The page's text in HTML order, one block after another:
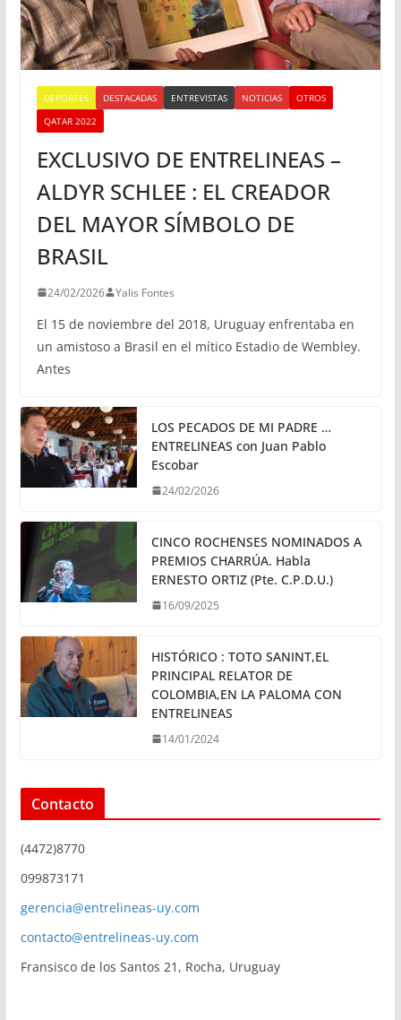
DEPORTES DESTACADAS ENTREVISTAS NOTICIAS
OTROS
QATAR 2022
EXCLUSIVO DE ENTRELINEAS –
ALDYR SCHLEE : EL CREADOR
DEL MAYOR SÍMBOLO DE
BRASIL
24/02/2026 Yalis Fontes
El 15 de noviembre del 2018, Uruguay enfrentaba en
un amistoso a Brasil en el mítico Estadio de Wembley.
Antes
LOS PECADOS DE MI PADRE …
ENTRELINEAS con Juan Pablo
Escobar
24/02/2026
CINCO ROCHENSES NOMINADOS A
PREMIOS CHARRÚA. Habla
ERNESTO ORTIZ (Pte. C.P.D.U.)
16/09/2025
HISTÓRICO : TOTO SANINT,EL
PRINCIPAL RELATOR DE
COLOMBIA,EN LA PALOMA CON
ENTRELINEAS
14/01/2024
Contacto
(4472)8770
099873171
gerencia@entrelineas-uy.com
contacto@entrelineas-uy.com
Fransisco de los Santos 21, Rocha, Uruguay